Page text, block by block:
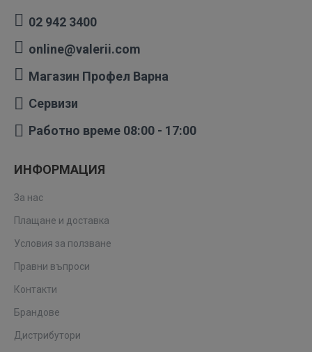
02 942 3400
online@valerii.com
Магазин Профел Варна
Сервизи
Работно време 08:00 - 17:00
ИНФОРМАЦИЯ
За нас
Плащане и доставка
Условия за ползване
Правни въпроси
Контакти
Брандове
Дистрибутори